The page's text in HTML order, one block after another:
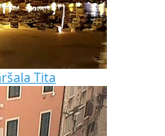
Tita